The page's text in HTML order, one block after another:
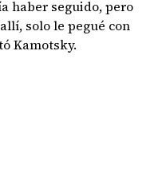
haber seguido, pero
solo le pegué con
Kamotsky.